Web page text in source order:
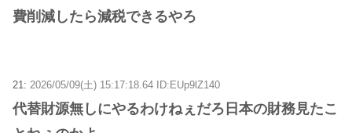
費削減したら減税できるやろ
21: 2026/05/09(土) 15:17:18.64 ID:EUp9lZ140
代替財源無しにやるわけねぇだろ日本の財務見たこ